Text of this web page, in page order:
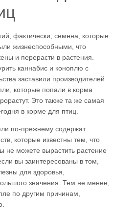
фактически, семена, которые
жизнеспособными, что
и перерасти в растения.
каннабис и коноплю с
заставили производителей
которые попали в корма
Это также та же самая
в корме для птиц.
по-прежнему содержат
которые известны тем, что
не можете вырастить растение
вы заинтересованы в том,
для здоровья,
значения. Тем не менее,
по другим причинам,